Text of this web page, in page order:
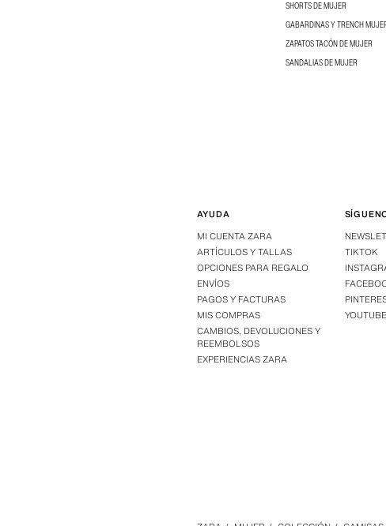
SHORTS DE MUJER
GABARDINAS Y TRENCH
ZAPATOS TACÓN DE MUJER
SANDALIAS DE MUJER
AYUDA
MI CUENTA ZARA
ARTÍCULOS Y TALLAS
OPCIONES PARA REGALO
ENVÍOS
PAGOS Y FACTURAS
MIS COMPRAS
CAMBIOS, DEVOLUCIONES Y
REEMBOLSOS
EXPERIENCIAS ZARA
TIKTOK
YOUTUBE